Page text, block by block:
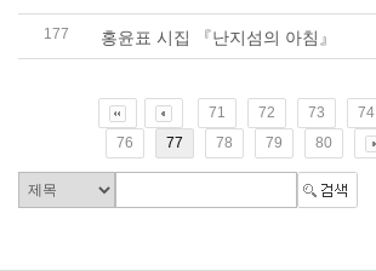
177 홍윤표 시집 『난지섬의 아침』
71 72 73 74
76
77 78 79 80